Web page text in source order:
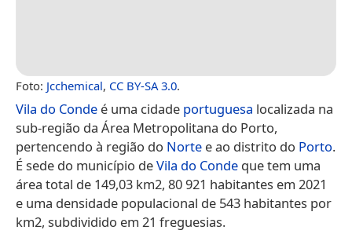
Foto: Jcchemical, CC BY-SA 3.0.
Vila do Conde é uma cidade portuguesa localizada na
sub-região da Área Metropolitana do Porto,
pertencendo à região do Norte e ao distrito do Porto.
É sede do município deVila do Conde que tem uma
área total de 149,03 km2, 80 921 habitantes em 2021
e uma densidade populacional de 543 habitantes por
km2, subdividido em 21 freguesias.